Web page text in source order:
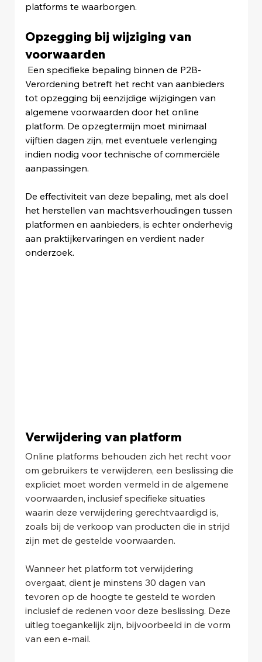
platforms te waarborgen.
Opzegging bij wijziging van
voorwaarden
Een specifieke bepaling binnen de P2B-
Verordening betreft het recht van aanbieders
tot opzegging bij eenzijdige wijzigingen van
algemene voorwaarden door het online
platform. De opzegtermijn moet minimaal
vijftien dagen zijn, met eventuele verlenging
indien nodig voor technische of commerciële
aanpassingen.
De effectiviteit van deze bepaling, met als doel
het herstellen van machtsverhoudingen tussen
platformen en aanbieders, is echter onderhevig
aan praktijkervaringen en verdient nader
onderzoek.
Verwijdering van platform
Online platforms behouden zich het recht voor
om gebruikers te verwijderen, een beslissing die
expliciet moet worden vermeld in de algemene
voorwaarden, inclusief specifieke situaties
waarin deze verwijdering gerechtvaardigd is,
zoals bij de verkoop van producten die in strijd
zijn met de gestelde voorwaarden.
Wanneer het platform tot verwijdering
overgaat, dient je minstens 30 dagen van
tevoren op de hoogte te gesteld te worden
inclusief de redenen voor deze beslissing. Deze
uitleg toegankelijk zijn, bijvoorbeeld in de vorm
van een e-mail.